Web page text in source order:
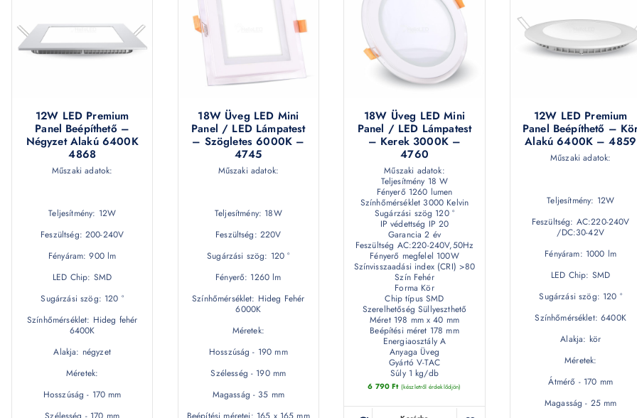
12W LED Premium
Panel Beépíthető –
Négyzet Alakú 6400K
4868
Műszaki adatok:
Teljesítmény: 12W
Feszültség: 200-240V
Fényáram: 900 lm
LED Chip: SMD
Sugárzási szög: 120 °
Színhőmérséklet: Hideg fehér
6400K
Alakja: négyzet
Méretek:
Hosszúság - 170 mm
18W Üveg LED Mini
Panel / LED Lámpatest
– Szögletes 6000K –
4745
Műszaki adatok:
Teljesítmény: 18W
Feszültség: 220V
Sugárzási szög: 120 °
Fényerő: 1260 lm
Színhőmérséklet: Hideg Fehér
6000K
Méretek:
Hosszúság - 190 mm
Szélesség - 190 mm
Magasság - 35 mm
18W Üveg LED Mini
Panel / LED Lámpatest
– Kerek 3000K –
4760
Műszaki adatok:
Teljesítmény 18 W
Fényerő 1260 lumen
Színhőmérséklet 3000 Kelvin
Sugárzási szög 120 °
IP védettség IP 20
Garancia 2 év
Feszültség AC:220-240V,50Hz
Fényerő megfelel 100W
Színvisszaadási index (CRI) >80
Szín Fehér
Forma Kör
Chip típus SMD
Szerelhetőség Süllyeszthető
Méret 198 mm x 40 mm
Beépítési méret 178 mm
Energiaosztály A
Anyaga Üveg
Gyártó V-TAC
Súly 1 kg/db
6 790Ft (készletről érdeklődjön)
12W LED Premium
Panel Beépíthető –
Alakú 6400K – 4859
Műszaki adatok:
Teljesítmény: 12W
Feszültség: AC:220-240V
/DC:30-42V
Fényáram: 1000 lm
LED Chip: SMD
Sugárzási szög: 120 °
Színhőmérséklet: 6400K
Alakja: kör
Méretek:
Átmérő - 170 mm
Magasság - 25 mm